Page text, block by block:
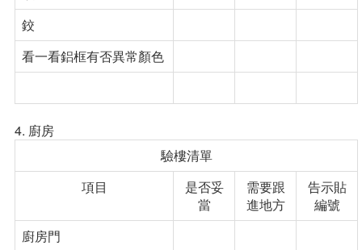
鉸
看一看鋁框有否異常顏色
4. 廚房
驗樓清單
項目
是否妥
當
需要跟
進地方
告示貼
編號
廚房門